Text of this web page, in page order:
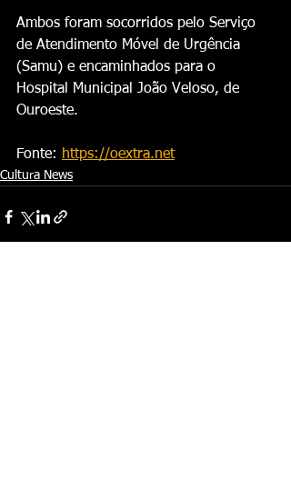
Ambos foram socorridos pelo Serviço
de Atendimento Móvel de Urgência
(Samu) e encaminhados para o
Hospital Municipal João Veloso, de
Ouroeste.
Fonte: https://oextra.net
Cultura News